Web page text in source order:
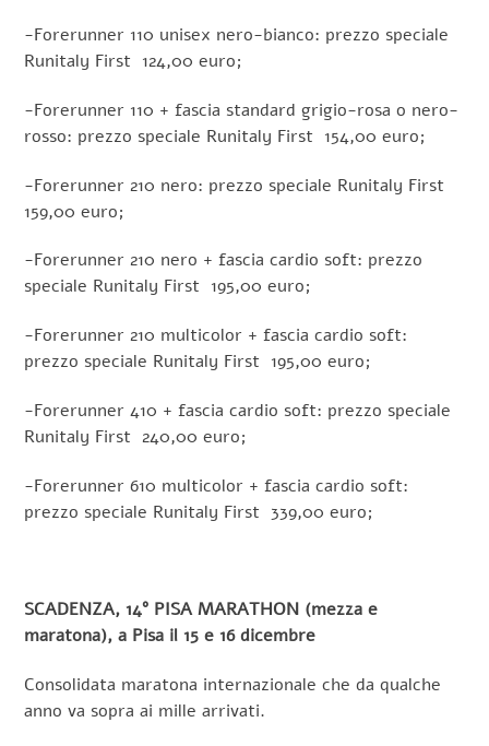
-Forerunner 110 unisex nero-bianco: prezzo speciale
Runitaly First 124,00 euro;
-Forerunner 110 + fascia standard grigio-rosa o nero-
rosso: prezzo speciale Runitaly First 154,00 euro;
-Forerunner 210 nero: prezzo speciale Runitaly First
159,00 euro;
-Forerunner 210 nero + fascia cardio soft: prezzo
speciale Runitaly First 195,00 euro;
-Forerunner 210 multicolor + fascia cardio soft:
prezzo speciale Runitaly First 195,00 euro;
-Forerunner 410 + fascia cardio soft: prezzo speciale
Runitaly First 240,00 euro;
-Forerunner 610 multicolor + fascia cardio soft:
prezzo speciale Runitaly First 339,00 euro;
SCADENZA, 14° PISA MARATHON (mezza e
maratona), a Pisa il 15 e 16 dicembre
Consolidata maratona internazionale che da qualche
anno va sopra ai mille arrivati.